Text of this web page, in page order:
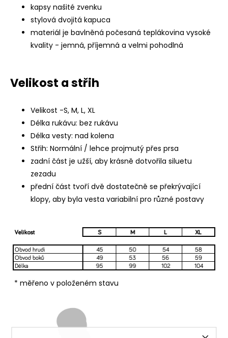
kapsy našité zvenku
stylová dvojitá kapuca
materiál je bavlněná počesaná teplákovina vysoké
kvality - jemná, příjemná a velmi pohodlná
Velikost a střih
Velikost -S, M, L, XL
Délka rukávu: bez rukávu
Délka vesty: nad kolena
Střih: Normální / lehce projmutý přes prsa
zadní část je užší, aby krásně dotvořila siluetu
zezadu
přední část tvoří dvě dostatečně se překrývající
klopy, aby byla vesta variabilní pro různé postavy
* měřeno v položeném stavu